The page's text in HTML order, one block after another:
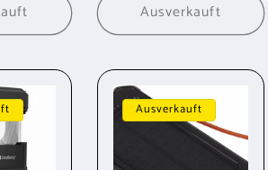
Ausverkauft
Ausverkauft